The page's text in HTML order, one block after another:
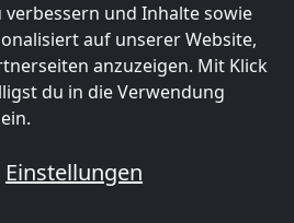
und Inhalte sowie
auf unserer Website,
anzuzeigen. Mit Klick
du in die Verwendung
Einstellungen